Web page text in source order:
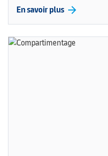
En savoir plus arrow_forward